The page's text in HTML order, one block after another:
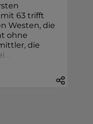
mit 63 trifft
Westen, die
ohne
die
i